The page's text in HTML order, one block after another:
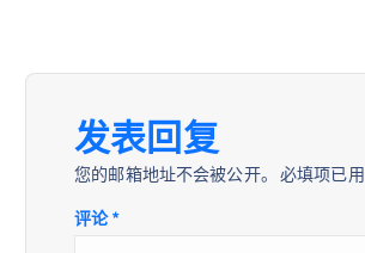
发表回复
您的邮箱地址不会被公开。 必填项已用
评论*